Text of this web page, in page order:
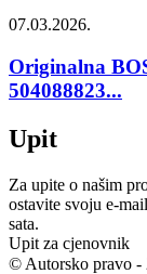
07.03.2026.
Originalna
504088823...
Upit
Za upite o našim
ostavite svoju e-
sata.
Upit za cjenovnik
© Autorsko pravo -